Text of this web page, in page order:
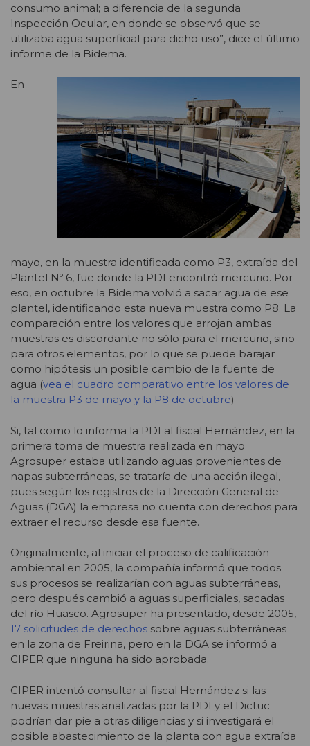
consumo animal; a diferencia de la segunda
Inspección Ocular, en donde se observó que se
utilizaba agua superficial para dicho uso”, dice el último
informe de la Bidema.
En
mayo, en la muestra identificada como P3, extraída del
Plantel Nº 6, fue donde la PDI encontró mercurio. Por
eso, en octubre la Bidema volvió a sacar agua de ese
plantel, identificando esta nueva muestra como P8. La
comparación entre los valores que arrojan ambas
muestras es discordante no sólo para el mercurio, sino
para otros elementos, por lo que se puede barajar
como hipótesis un posible cambio de la fuente de
agua (vea el cuadro comparativo entre los valores de
la muestra P3 de mayo y la P8 de octubre)
Si, tal como lo informa la PDI al fiscal Hernández, en la
primera toma de muestra realizada en mayo
Agrosuper estaba utilizando aguas provenientes de
napas subterráneas, se trataría de una acción ilegal,
pues según los registros de la Dirección General de
Aguas (DGA) la empresa no cuenta con derechos para
extraer el recurso desde esa fuente.
Originalmente, al iniciar el proceso de calificación
ambiental en 2005, la compañía informó que todos
sus procesos se realizarían con aguas subterráneas,
pero después cambió a aguas superficiales, sacadas
del río Huasco. Agrosuper ha presentado, desde 2005,
17 solicitudes de derechos sobre aguas subterráneas
en la zona de Freirina, pero en la DGA se informó a
CIPER que ninguna ha sido aprobada.
CIPER intentó consultar al fiscal Hernández si las
nuevas muestras analizadas por la PDI y el Dictuc
podrían dar pie a otras diligencias y si investigará el
posible abastecimiento de la planta con agua extraída